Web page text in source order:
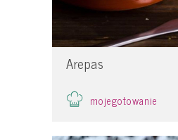
Arepas
mojegotowanie